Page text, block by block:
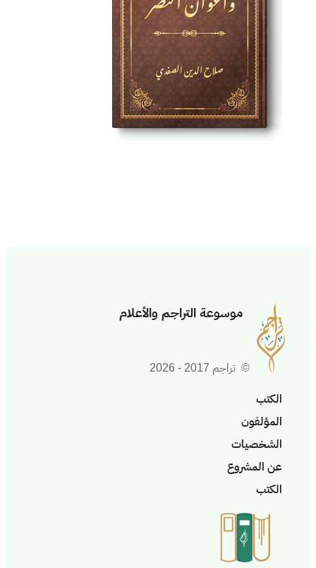
موسوعة التراجم والأعلام
© تراجم 2017 - 2026
الكتب
المؤلفون
الشخصيات
عن المشروع
الكتب